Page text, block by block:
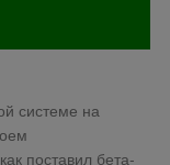
системе на
поставил бета-